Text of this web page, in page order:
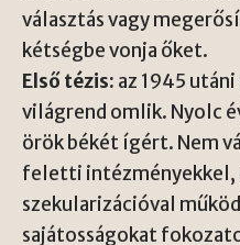
választás vagy
kétségbe vonja őket.
Első tézis: az 1945
világrend omlik. Nyolc
örök békét ígért. Nem
feletti
szekularizációval
sajátosságokat